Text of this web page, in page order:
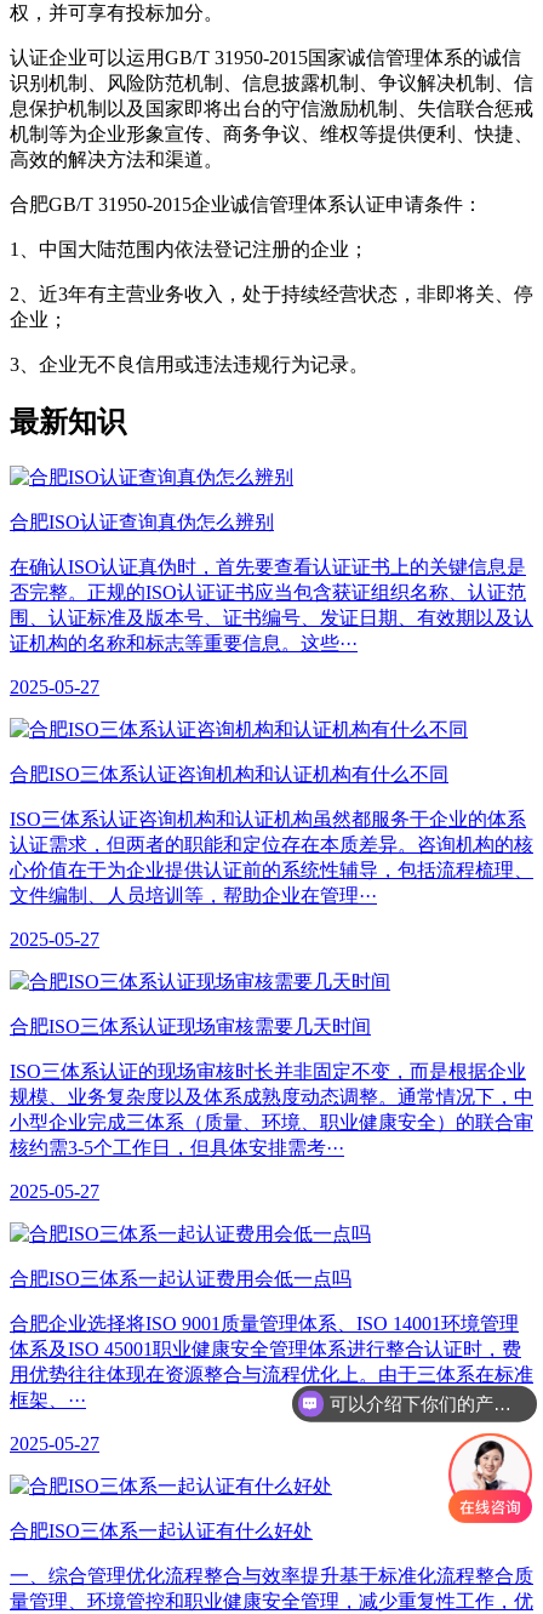
权，并可享有投标加分。
认证企业可以运用GB/T 31950-2015国家诚信管理体系的诚信
识别机制、风险防范机制、信息披露机制、争议解决机制、信
息保护机制以及国家即将出台的守信激励机制、失信联合惩戒
机制等为企业形象宣传、商务争议、维权等提供便利、快捷、
高效的解决方法和渠道。
合肥GB/T 31950-2015企业诚信管理体系认证申请条件：
1、中国大陆范围内依法登记注册的企业；
2、近3年有主营业务收入，处于持续经营状态，非即将关、停
企业；
3、企业无不良信用或违法违规行为记录。
最新知识
合肥ISO认证查询真伪怎么辨别
在确认ISO认证真伪时，首先要查看认证证书上的关键信息是
否完整。正规的ISO认证证书应当包含获证组织名称、认证范
围、认证标准及版本号、证书编号、发证日期、有效期以及认
证机构的名称和标志等重要信息。这些···
2025-05-27
合肥ISO三体系认证咨询机构和认证机构有什么不同
ISO三体系认证咨询机构和认证机构虽然都服务于企业的体系
认证需求，但两者的职能和定位存在本质差异。咨询机构的核
心价值在于为企业提供认证前的系统性辅导，包括流程梳理、
文件编制、人员培训等，帮助企业在管理···
2025-05-27
合肥ISO三体系认证现场审核需要几天时间
ISO三体系认证的现场审核时长并非固定不变，而是根据企业
规模、业务复杂度以及体系成熟度动态调整。通常情况下，中
小型企业完成三体系（质量、环境、职业健康安全）的联合审
核约需3-5个工作日，但具体安排需考···
2025-05-27
合肥ISO三体系一起认证费用会低一点吗
合肥企业选择将ISO 9001质量管理体系、ISO 14001环境管理
体系及ISO 45001职业健康安全管理体系进行整合认证时，费
用优势往往体现在资源整合与流程优化上。由于三体系在标准
框架、···
2025-05-27
合肥​ISO三体系一起认证有什么好处
一、综合管理优化‌流程整合与效率提升‌基于标准化流程整合质
量管理、环境管控和职业健康安全管理，减少重复性工作，优
可以介绍下你们的产品么